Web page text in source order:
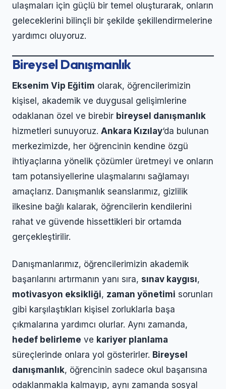
ulaşmaları için güçlü bir temel oluşturarak, onların
geleceklerini bilinçli bir şekilde şekillendirmelerine
yardımcı oluyoruz.
Bireysel Danışmanlık
Eksenim Vip Eğitim olarak, öğrencilerimizin
kişisel, akademik ve duygusal gelişimlerine
odaklanan özel ve birebir bireysel danışmanlık
hizmetleri sunuyoruz. Ankara Kızılay‘da bulunan
merkezimizde, her öğrencinin kendine özgü
ihtiyaçlarına yönelik çözümler üretmeyi ve onların
tam potansiyellerine ulaşmalarını sağlamayı
amaçlarız. Danışmanlık seanslarımız, gizlilik
ilkesine bağlı kalarak, öğrencilerin kendilerini
rahat ve güvende hissettikleri bir ortamda
gerçekleştirilir.
Danışmanlarımız, öğrencilerimizin akademik
başarılarını artırmanın yanı sıra, sınav kaygısı,
motivasyon eksikliği, zaman yönetimi sorunları
gibi karşılaştıkları kişisel zorluklarla başa
çıkmalarına yardımcı olurlar. Aynı zamanda,
hedef belirleme ve kariyer planlama
süreçlerinde onlara yol gösterirler. Bireysel
danışmanlık, öğrencinin sadece okul başarısına
odaklanmakla kalmayıp, aynı zamanda sosyal